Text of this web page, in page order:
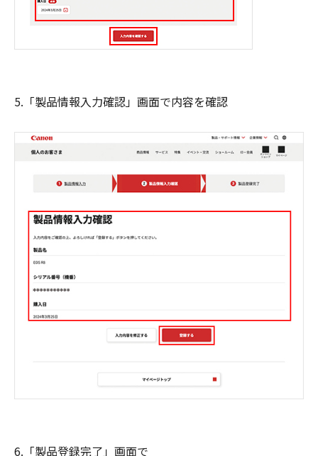
5.「製品情報入力確認」画面で内容を確認
6.「製品登録完了」画面で